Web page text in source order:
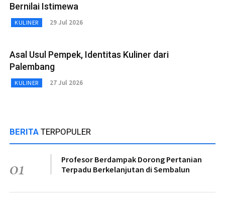
Bernilai Istimewa
KULINER 29 Jul 2026
Asal Usul Pempek, Identitas Kuliner dari
Palembang
KULINER 27 Jul 2026
BERITA TERPOPULER
01
Profesor Berdampak Dorong Pertanian
Terpadu Berkelanjutan di Sembalun